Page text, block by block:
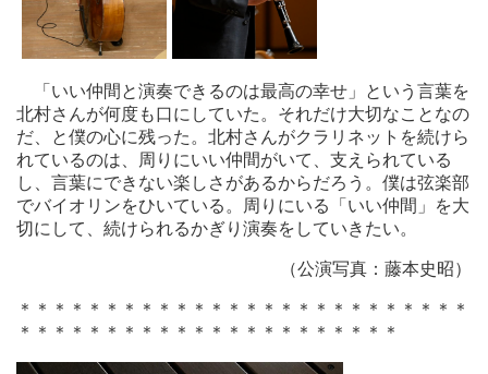
「いい仲間と演奏できるのは最高の幸せ」という言葉を
北村さんが何度も口にしていた。それだけ大切なことなの
だ、と僕の心に残った。北村さんがクラリネットを続けら
れているのは、周りにいい仲間がいて、支えられている
し、言葉にできない楽しさがあるからだろう。僕は弦楽部
でバイオリンをひいている。周りにいる「いい仲間」を大
切にして、続けられるかぎり演奏をしていきたい。
（公演写真：藤本史昭）
＊＊＊＊＊＊＊＊＊＊＊＊＊＊＊＊＊＊＊＊＊＊＊＊＊＊
＊＊＊＊＊＊＊＊＊＊＊＊＊＊＊＊＊＊＊＊＊＊